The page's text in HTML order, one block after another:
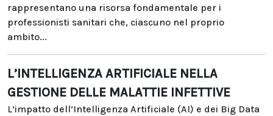
rappresentano una risorsa fondamentale per i
professionisti sanitari che, ciascuno nel proprio
ambito...
L’INTELLIGENZA ARTIFICIALE NELLA
GESTIONE DELLE MALATTIE INFETTIVE
L’impatto dell’Intelligenza Artificiale (AI) e dei Big Data